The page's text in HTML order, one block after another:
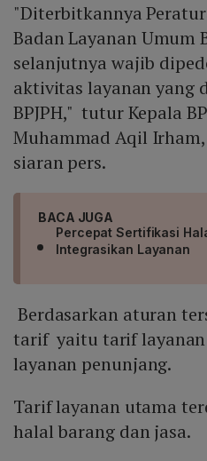
"Diterbitkannya
Badan Layanan Umum
selanjutnya wajib
aktivitas layanan yang
BPJPH," tutur Kepala
Muhammad Aqil
siaran pers.
BACA JUGA
Percepat Sertifikasi
Integrasikan Layanan
Berdasarkan aturan
tarif yaitu tarif
layanan penunjang.
Tarif layanan utama
halal barang dan jasa.